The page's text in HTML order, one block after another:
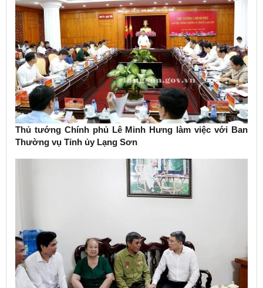
Thủ tướng Chính phủ Lê Minh Hưng làm việc với Ban
Thường vụ Tỉnh ủy Lạng Sơn